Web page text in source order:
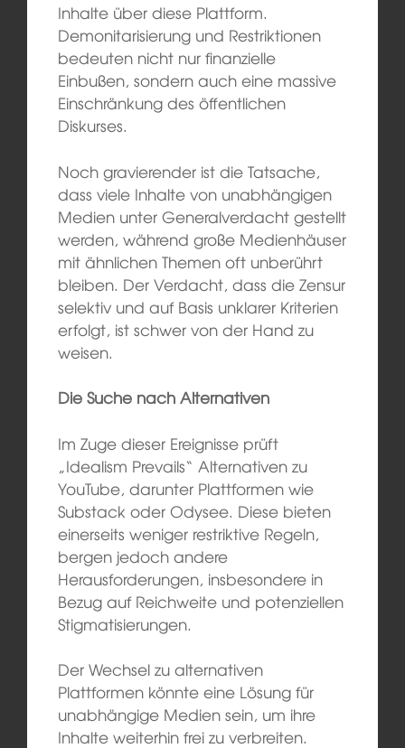
Inhalte über diese Plattform.
Demonitarisierung und Restriktionen
bedeuten nicht nur finanzielle
Einbußen, sondern auch eine massive
Einschränkung des öffentlichen
Diskurses.
Noch gravierender ist die Tatsache,
dass viele Inhalte von unabhängigen
Medien unter Generalverdacht gestellt
werden, während große Medienhäuser
mit ähnlichen Themen oft unberührt
bleiben. Der Verdacht, dass die Zensur
selektiv und auf Basis unklarer Kriterien
erfolgt, ist schwer von der Hand zu
weisen.
Die Suche nach Alternativen
Im Zuge dieser Ereignisse prüft
„Idealism Prevails“ Alternativen zu
YouTube, darunter Plattformen wie
Substack oder Odysee. Diese bieten
einerseits weniger restriktive Regeln,
bergen jedoch andere
Herausforderungen, insbesondere in
Bezug auf Reichweite und potenziellen
Stigmatisierungen.
Der Wechsel zu alternativen
Plattformen könnte eine Lösung für
unabhängige Medien sein, um ihre
Inhalte weiterhin frei zu verbreiten.